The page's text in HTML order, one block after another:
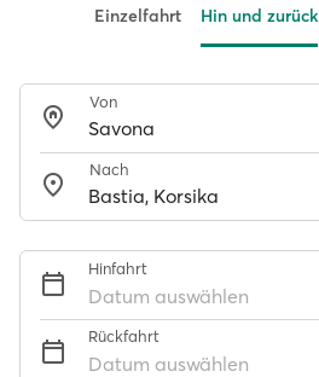
Einzelfahrt Hin und zurück
Von
Nach
Hinfahrt
Datum auswählen
Rückfahrt
Datum auswählen